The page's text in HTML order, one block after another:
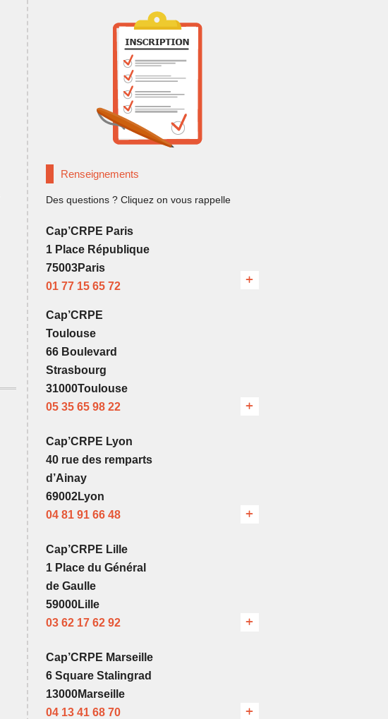
Renseignements
Des questions ? Cliquez on vous rappelle
Cap’CRPE Paris
1 Place République
75003Paris
01 77 15 65 72
Cap’CRPE
Toulouse
66 Boulevard
Strasbourg
31000Toulouse
05 35 65 98 22
Cap’CRPE Lyon
40 rue des remparts
d’Ainay
69002Lyon
04 81 91 66 48
Cap’CRPE Lille
1 Place du Général
de Gaulle
59000Lille
03 62 17 62 92
Cap’CRPE Marseille
6 Square Stalingrad
13000Marseille
04 13 41 68 70